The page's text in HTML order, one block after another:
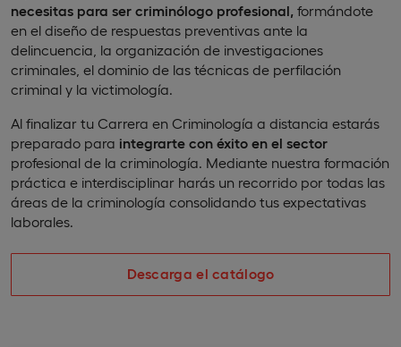
necesitas para ser criminólogo profesional, formándote
en el diseño de respuestas preventivas ante la
delincuencia, la organización de investigaciones
criminales, el dominio de las técnicas de perfilación
criminal y la victimología.
Al finalizar tu Carrera en Criminología a distancia estarás
preparado para integrarte con éxito en el sector
profesional de la criminología. Mediante nuestra formación
práctica e interdisciplinar harás un recorrido por todas las
áreas de la criminología consolidando tus expectativas
laborales.
Descarga el catálogo